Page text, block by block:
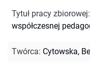
Tytuł pracy zbiorowej:
współczesnej
Twórca: Cytowska,